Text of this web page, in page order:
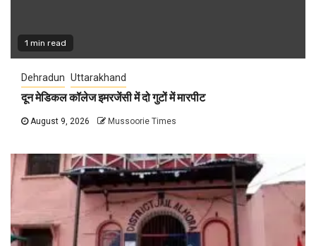
1 min read
Dehradun Uttarakhand
दून मेडिकल कॉलेज इमरजेंसी में दो गुटों में मारपीट
August 9, 2026 Mussoorie Times